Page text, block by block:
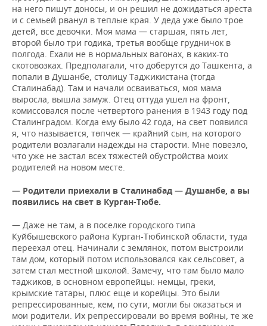
на него пишут доносы, и он решил не дожидаться ареста
и с семьей рванул в теплые края. У деда уже было трое
детей, все девочки. Моя мама — старшая, пять лет,
второй было три годика, третья вообще грудничок в
полгода. Ехали не в нормальных вагонах, в каких-то
скотовозках. Предполагали, что доберутся до Ташкента, а
попали в Душанбе, столицу Таджикистана (тогда
Сталинабад). Там и начали осваиваться, моя мама
выросла, вышла замуж. Отец оттуда ушел на фронт,
комиссовался после четвертого ранения в 1943 году под
Сталинградом. Когда ему было 42 года, на свет появился
я, что называется, төпчек — крайний сын, на которого
родители возлагали надежды на старости. Мне повезло,
что уже не застал всех тяжестей обустройства моих
родителей на новом месте.
— Родители приехали в Сталинабад — Душанбе, а вы
появились на свет в Курган-Тюбе.
— Даже не там, а в поселке городского типа
Куйбышевского района Курган-Тюбинской области, туда
переехал отец. Начинали с землянок, потом выстроили
там дом, который потом использовался как сельсовет, а
затем стал местной школой. Замечу, что там было мало
таджиков, в основном европейцы: немцы, греки,
крымские татары, плюс еще и корейцы. Это были
репрессированные, кем, по сути, могли бы оказаться и
мои родители. Их репрессировали во время войны, те же